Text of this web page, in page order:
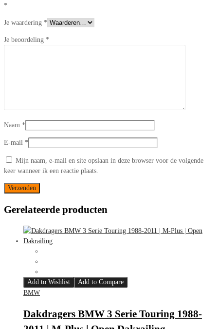
*
Je waardering *
Je beoordeling *
Naam *
E-mail *
Mijn naam, e-mail en site opslaan in deze browser voor de volgende
keer wanneer ik een reactie plaats.
Gerelateerde producten
Add to Wishlist
Add to Compare
BMW
Dakdragers BMW 3 Serie Touring 1988-